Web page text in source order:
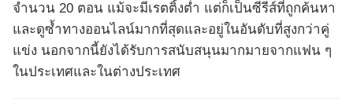
จำนวน 20 ตอน แม้จะมีเรตติ้งต่ำ แต่ก็เป็นซีรีส์ที่ถูกค้นหา
และดูซ้ำทางออนไลน์มากที่สุดและอยู่ในอันดับที่สูงกว่าคู่
แข่ง นอกจากนี้ยังได้รับการสนับสนุนมากมายจากแฟน ๆ
ในประเทศและในต่างประเทศ